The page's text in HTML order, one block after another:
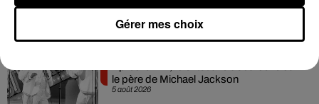
5 août 2026
le père de Michael Jackson
Gérer mes choix